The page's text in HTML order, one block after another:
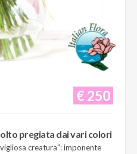
€ 250
pregiata dai vari colori
creatura": imponente